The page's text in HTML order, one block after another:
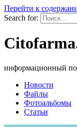
Перейти к
Search for:
информационный
Новости
Файлы
Фотоальбомы
Статьи